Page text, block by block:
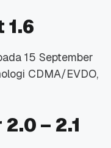
1.6
15 September
CDMA/EVDO,
– 2.1